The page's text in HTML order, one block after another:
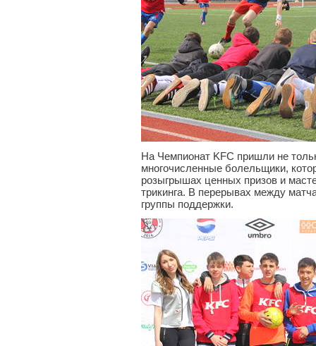
На Чемпионат KFC пришли не
многочисленные болельщики,
розыгрышах ценных призов и
трикинга. В перерывах между
группы поддержки.